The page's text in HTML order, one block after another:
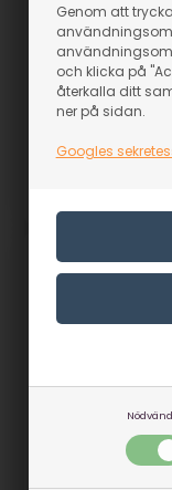
Genom att
och klicka på
återkalla ditt
ner på sidan.
Googles
Kid
I lager
289,00SEK
(inkl. moms)
Eventuellt
Kompass - Silva